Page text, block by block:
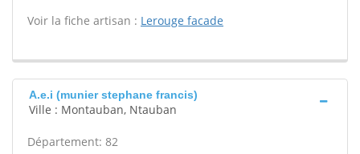
Voir la fiche artisan : Lerouge facade
A.e.i (munier stephane francis)
Ville : Montauban, Ntauban
Département: 82